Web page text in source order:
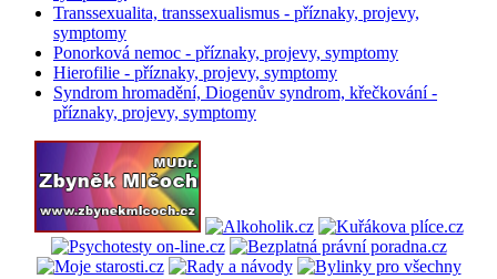
Transsexualita, transsexualismus - příznaky, projevy,
symptomy
Ponorková nemoc - příznaky, projevy, symptomy
Hierofilie - příznaky, projevy, symptomy
Syndrom hromadění, Diogenův syndrom, křečkování -
příznaky, projevy, symptomy